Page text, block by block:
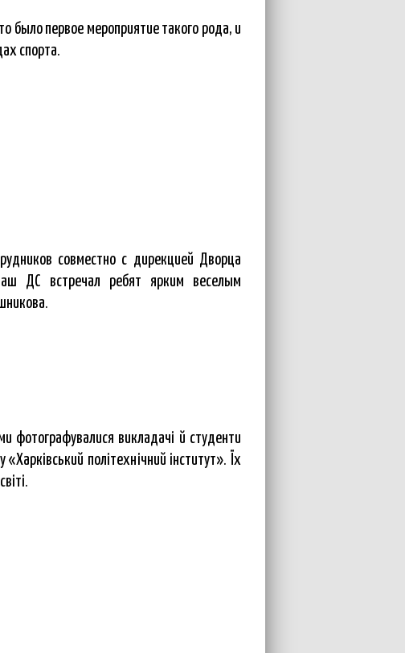
было первое мероприятие такого рода, и
спорта.
совместно с дирекцией Дворца
ДС встречал ребят ярким веселым
викладачі й студенти
політехнічний інститут». Їх